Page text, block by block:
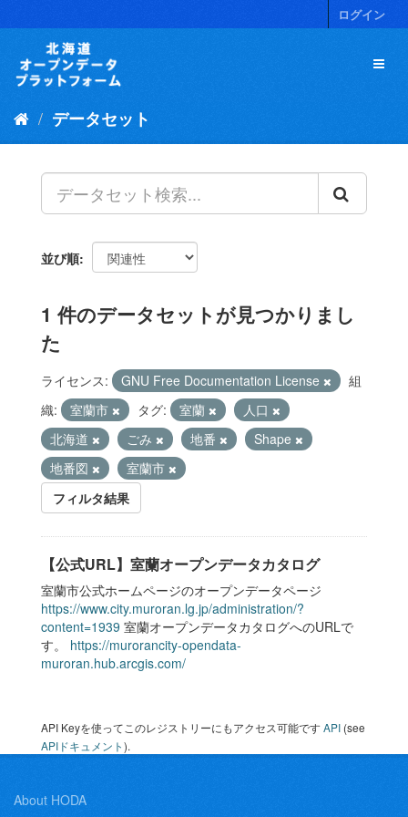
キ
ログイン
データセット
並び順
1 件のデータセットが見つかりまし
た
ライセンス: GNU Free Documentation License
組
織:
室蘭市 タグ: 室蘭
人口
北海道
ごみ 地番
Shape
地番図
室蘭市
フィルタ結果
【公式URL】室蘭オープンデータカタログ
室蘭市公式ホームページのオープンデータページ
https://www.city.muroran.lg.jp/administration/?
content=1939 室蘭オープンデータカタログへのURLで
す。 https://murorancity-opendata-
muroran.hub.arcgis.com/
API Keyを使ってこのレジストリーにもアクセス可能ですAPI (see
APIドキュメント).
About HODA